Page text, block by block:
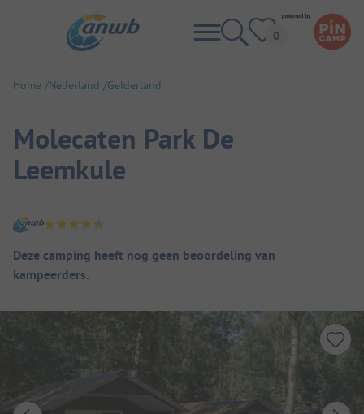
Home Nederland Gelderland
Molecaten Park De
Leemkule
Camping overzicht
Deze camping heeft nog geen beoordeling van
kampeerders.